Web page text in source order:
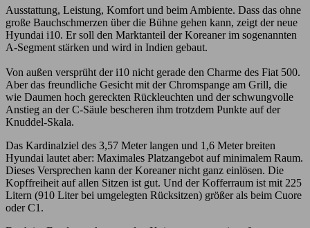
Ausstattung, Leistung, Komfort und beim Ambiente. Dass das ohne
große Bauchschmerzen über die Bühne gehen kann, zeigt der neue
Hyundai i10. Er soll den Marktanteil der Koreaner im sogenannten
A-Segment stärken und wird in Indien gebaut.
Von außen versprüht der i10 nicht gerade den Charme des Fiat 500.
Aber das freundliche Gesicht mit der Chromspange am Grill, die
wie Daumen hoch gereckten Rückleuchten und der schwungvolle
Anstieg an der C-Säule bescheren ihm trotzdem Punkte auf der
Knuddel-Skala.
Das Kardinalziel des 3,57 Meter langen und 1,6 Meter breiten
Hyundai lautet aber: Maximales Platzangebot auf minimalem Raum.
Dieses Versprechen kann der Koreaner nicht ganz einlösen. Die
Kopffreiheit auf allen Sitzen ist gut. Und der Kofferraum ist mit 225
Litern (910 Liter bei umgelegten Rücksitzen) größer als beim Cuore
oder C1.